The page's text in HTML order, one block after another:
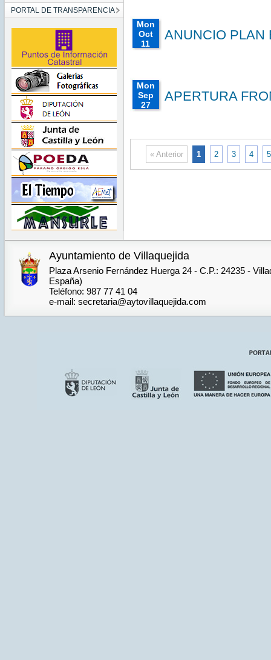
PORTAL DE TRANSPARENCIA
2021
Thu
Oct 14
00:00:00
CEST
2021
2021
Mon
Oct
11
Mon
Oct 11
00:00:00
CEST
2021
ANUNCIO PLAN
Mon
Sep
27
00:00:00
CEST
2021
APERTURA
« Anterior 1 2 3 4 5
Ayuntamiento de Villaquejida
Plaza Arsenio Fernández Huerga 24 - C.P.: 24235 -
España)
Teléfono: 987 77 41 04
e-mail: secretaria@aytovillaquejida.com